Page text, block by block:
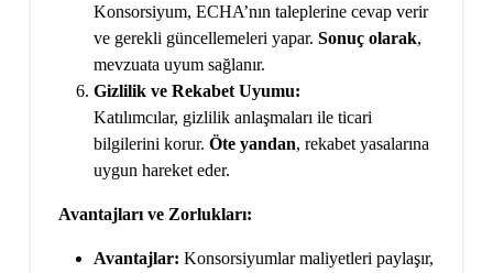
Konsorsiyum, ECHA’nın taleplerine cevap verir
ve gerekli güncellemeleri yapar. Sonuç olarak,
mevzuata uyum sağlanır.
Gizlilik ve Rekabet Uyumu:
Katılımcılar, gizlilik anlaşmaları ile ticari
bilgilerini korur. Öte yandan, rekabet yasalarına
uygun hareket eder.
Avantajları ve Zorlukları:
Avantajlar: Konsorsiyumlar maliyetleri paylaşır,